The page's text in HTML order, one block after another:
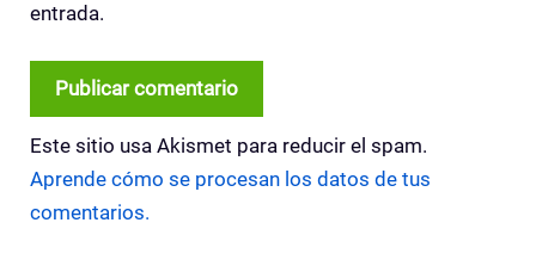
entrada.
Este sitio usa Akismet para reducir el spam.
Aprende cómo se procesan los datos de tus
comentarios.